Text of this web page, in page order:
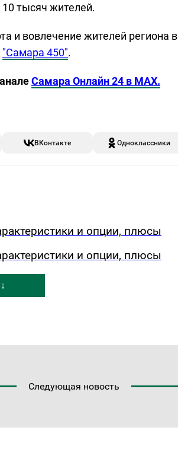
тысяч жителей.
и вовлечение жителей региона в
"Самара 450".
Самара Онлайн 24 в MAX.
ВКонтакте Одноклассники
и опции, плюсы
и опции, плюсы
Следующая новость